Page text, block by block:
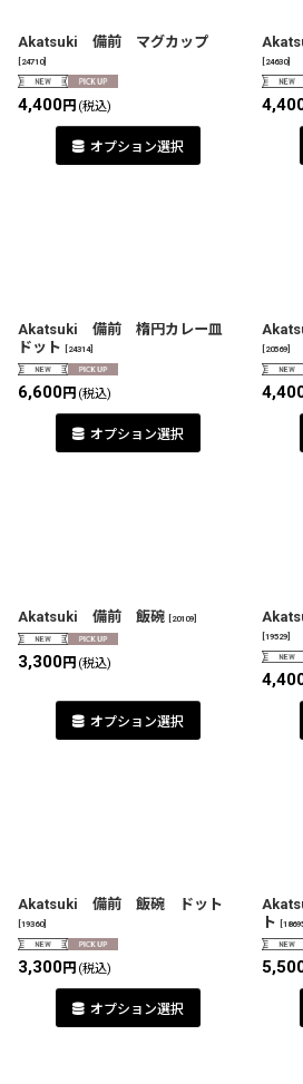
絞り込む
Akatsuki 備前 マグカップ
[24710]
4,400円 (税込)
オプション選択
[24630]
Akatsuki 備前 楕円カレー皿
ドット
24314]
6,600円 (税込)
オプション選択
20569
Akatsuki 備前 飯碗 20109
3,300円 (税込)
オプション選択
19529
Akatsuki 備前 飯碗 ドット
19360]
3,300円 (税込)
オプション選択
ト